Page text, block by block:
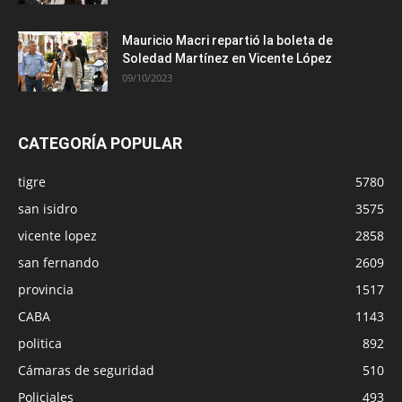
Mauricio Macri repartió la boleta de
Soledad Martínez en Vicente López
09/10/2023
CATEGORÍA POPULAR
tigre
5780
san isidro
3575
vicente lopez
2858
san fernando
2609
provincia
1517
CABA
1143
politica
892
Cámaras de seguridad
510
Policiales
493